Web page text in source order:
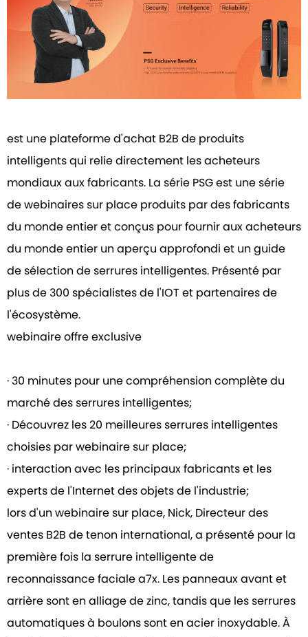
est une plateforme d'achat B2B de produits
intelligents qui relie directement les acheteurs
mondiaux aux fabricants. La série PSG est une série
de webinaires sur place produits par des fabricants
du monde entier et conçus pour fournir aux acheteurs
du monde entier un aperçu approfondi et un guide
de sélection de serrures intelligentes. Présenté par
plus de 300 spécialistes de l'IOT et partenaires de
l'écosystème.
webinaire offre exclusive
· 30 minutes pour une compréhension complète du
marché des serrures intelligentes;
· Découvrez les 20 meilleures serrures intelligentes
choisies par webinaire sur place;
· interaction avec les principaux fabricants et les
experts de l'Internet des objets de l'industrie;
lors d'un webinaire sur place, Nick, Directeur des
ventes B2B de tenon international, a présenté pour la
première fois la serrure intelligente de
reconnaissance faciale a7x. Les panneaux avant et
arrière sont en alliage de zinc, tandis que les serrures
automatiques à boulons sont en acier inoxydable. À